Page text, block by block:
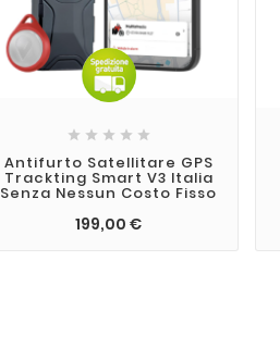
    
Antifurto Satellitare GPS
Trackting Smart V3 Italia
Senza Nessun Costo Fisso
199,00 €